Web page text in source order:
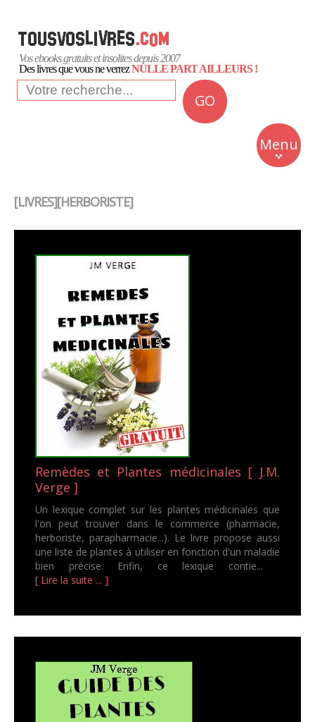
Vos ebooks gratuits et insolites depuis 2007
Des livres que vous ne verrezNULLE PART AILLEURS !
GO
Menu
Insolite
Business
[LIVRES][HERBORISTE]
Remèdes et Plantes médicinales [ J.M.
Verge ]
Un lexique complet sur les plantes médicinales que
l'on peut trouver dans le commerce (pharmacie,
herboriste, parapharmacie...). Le livre propose aussi
une liste de plantes à utiliser en fonction d'un maladie
bien précise. Enfin, ce lexique contie...
[ Lire la suite ... ]